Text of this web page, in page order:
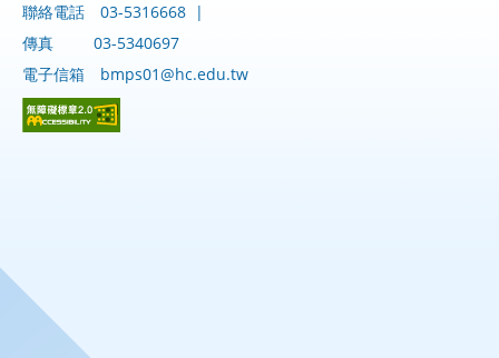
聯絡電話
03-5316668 |
傳真
03-5340697
電子信箱
bmps01@hc.edu.tw